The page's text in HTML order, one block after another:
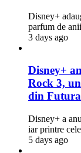
Disney+
parfum de
3 days ago
Disney+
Rock 3,
din
Disney+ a
iar printre
5 days ago